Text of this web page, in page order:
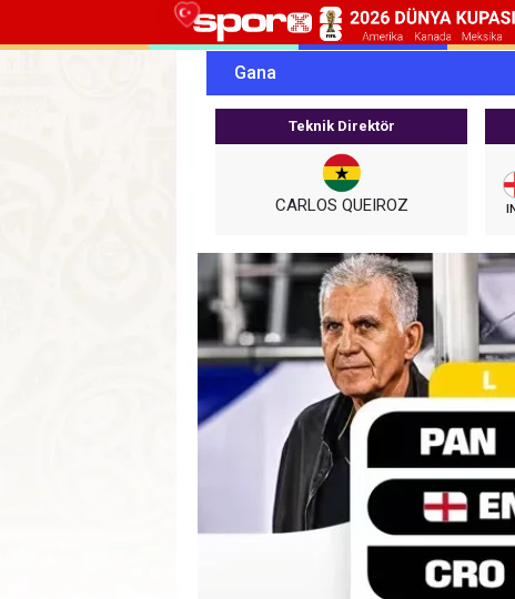
Gana
Teknik Direktör
CARLOS QUEIROZ